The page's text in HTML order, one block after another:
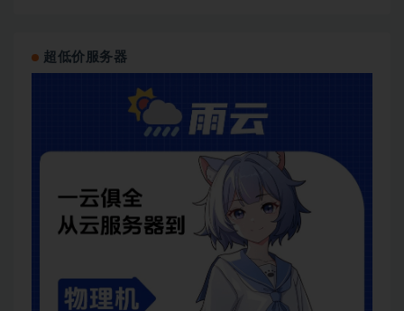
超低价服务器